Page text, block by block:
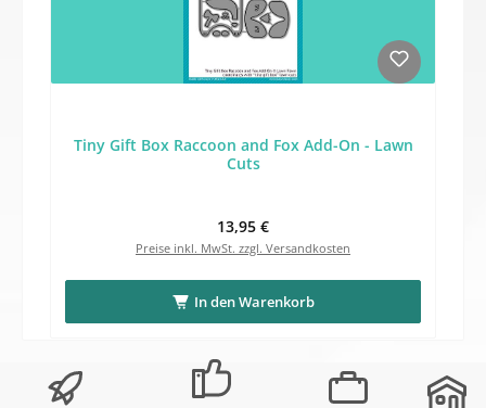
Tiny Gift Box Raccoon and Fox Add-On - Lawn
Cuts
Regulärer Preis:
13,95 €
Preise inkl. MwSt. zzgl. Versandkosten
In den Warenkorb